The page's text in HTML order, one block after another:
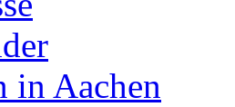
in Aachen